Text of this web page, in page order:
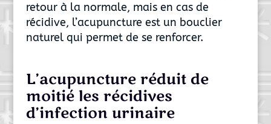
retour à la normale, mais en cas de
récidive, l’acupuncture est un bouclier
naturel qui permet de se renforcer.
L’acupuncture réduit de
moitié les récidives
d’infection urinaire